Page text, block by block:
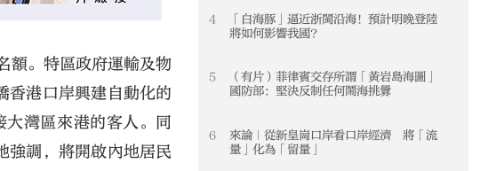
額。特區政府運輸及物
香港口岸興建自動化的
大灣區來港的客人。同
強調，將開啟內地居民
4
「白海豚」逼近浙閩沿海！預計明晚登陸
將如何影響我國？
5
（有片）菲律賓交存所謂「黃岩島海圖」
國防部：堅決反制任何鬧海挑釁
6
來論｜從新皇崗口岸看口岸經濟 將「流
量」化為「留量」